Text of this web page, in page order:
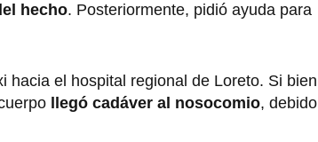
hecho. Posteriormente, pidió ayuda para
hacia el hospital regional de Loreto. Si bien
llegó cadáver al nosocomio, debido